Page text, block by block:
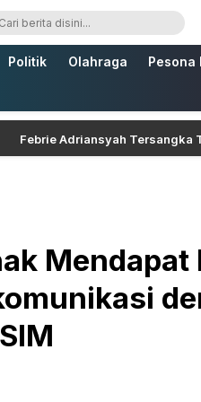
Politik Olahraga Pesona
Adriansyah Tersangka TPPU
Mendapat